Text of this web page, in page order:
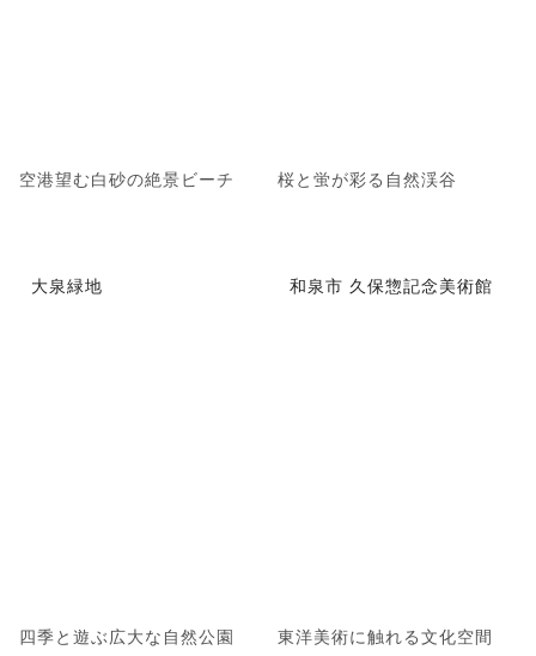
空港望む白砂の絶景ビーチ 桜と蛍が彩る自然渓谷
大泉緑地
四季と遊ぶ広大な自然公園
和泉市 久保惣記念美術館
東洋美術に触れる文化空間